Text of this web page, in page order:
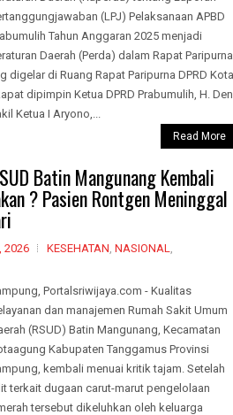
(LPJ) Pelaksanaan APBD
Tahun Anggaran 2025 menjadi
Daerah (Perda) dalam Rapat Paripurna
digelar di Ruang Rapat Paripurna DPRD Kota
dipimpin Ketua DPRD Prabumulih, H.
Ketua I Aryono,...
Read More
Batin Mangunang Kembali
? Pasien Rontgen Meninggal
2026 KESEHATAN, NASIONAL,
Portalsriwijaya.com - Kualitas
dan manajemen Rumah Sakit Umum
(RSUD) Batin Mangunang, Kecamatan
Kabupaten Tanggamus Provinsi
kembali menuai kritik tajam. Setelah
terkait dugaan carut-marut pengelolaan
tersebut dikeluhkan oleh keluarga